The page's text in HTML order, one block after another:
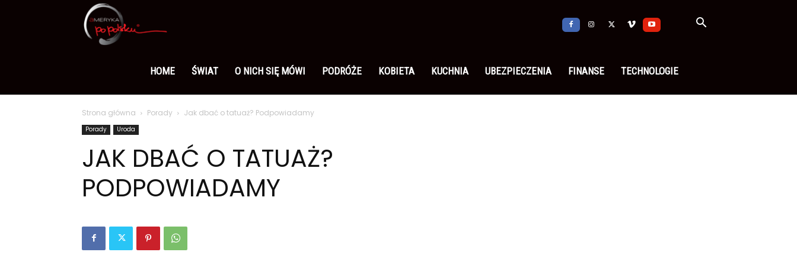
po
polsku
HOME ŚWIAT O NICH SIĘ MÓWI PODRÓŻE KOBIETA KUCHNIA UBEZPIECZENIA FINANSE TECHNOLOGIE
Strona główna Porady Jak dbać o tatuaż? Podpowiadamy
Porady Uroda
JAK DBAĆ O TATUAŻ?
PODPOWIADAMY